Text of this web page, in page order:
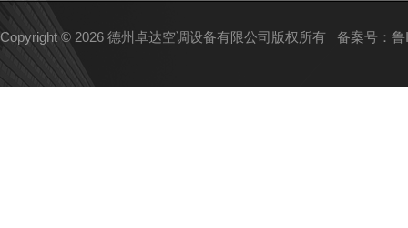
Copyright © 2026 德州卓达空调设备有限公司版权所有 备案号：